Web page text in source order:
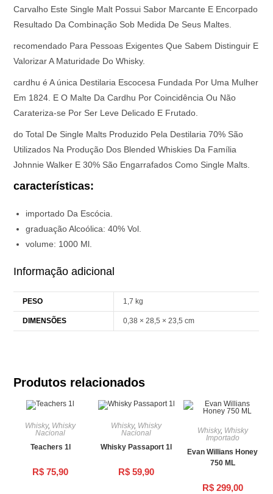
Carvalho Este Single Malt Possui Sabor Marcante E Encorpado
Resultado Da Combinação Sob Medida De Seus Maltes.
recomendado Para Pessoas Exigentes Que Sabem Distinguir E
Valorizar A Maturidade Do Whisky.
cardhu é A única Destilaria Escocesa Fundada Por Uma Mulher
Em 1824. E O Malte Da Cardhu Por Coincidência Ou Não
Carateriza-se Por Ser Leve Delicado E Frutado.
do Total De Single Malts Produzido Pela Destilaria 70% São
Utilizados Na Produção Dos Blended Whiskies Da Família
Johnnie Walker E 30% São Engarrafados Como Single Malts.
características:
importado Da Escócia.
graduação Alcoólica: 40% Vol.
volume: 1000 Ml.
Informação adicional
PESO 1,7 kg
DIMENSÕES 0,38 × 28,5 × 23,5 cm
Produtos relacionados
Whisky, Whisky
Nacional
Teachers 1l
R$ 75,90
Whisky, Whisky
Nacional
Whisky Passaport 1l
R$ 59,90
Whisky, Whisky
Importado
Evan Willians Honey
750 ML
R$299,00